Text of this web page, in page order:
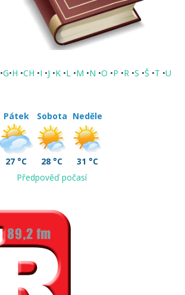
•G•H •CH •I •J •K •L •M •N •O •P •R •S •Š •T •U
Pátek
27 °C
Sobota
28 °C
Neděle
31 °C
Předpověď počasí